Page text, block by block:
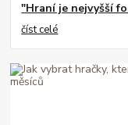
"Hraní je nejvyšší
číst celé